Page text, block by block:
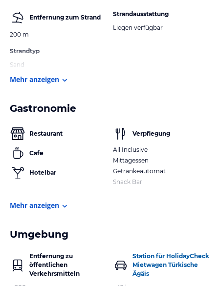
Entfernung zum Strand
200 m
Strandtyp
Sand
Strandausstattung
Liegen verfügbar
Mehr anzeigen
Gastronomie
Restaurant
Cafe
Hotelbar
Verpflegung
All Inclusive
Mittagessen
Getränkeautomat
Snack Bar
Mehr anzeigen
Umgebung
Entfernung zu
öffentlichen
Verkehrsmitteln
Station für HolidayCheck
Mietwagen Türkische
Ägäis